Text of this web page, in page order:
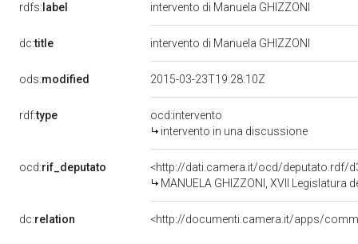
rdfs: label intervento di Manuela GHIZZONI
dc:title intervento di Manuela GHIZZONI
ods:modified 2015-03-23T19:28:10Z
rdf:type
ocd:intervento
intervento in una discussione
ocd:rif_deputato
<http://dati.camera.it/ocd/deputato.rdf/
MANUELA GHIZZONI, XVII Legislatura
dc:relation